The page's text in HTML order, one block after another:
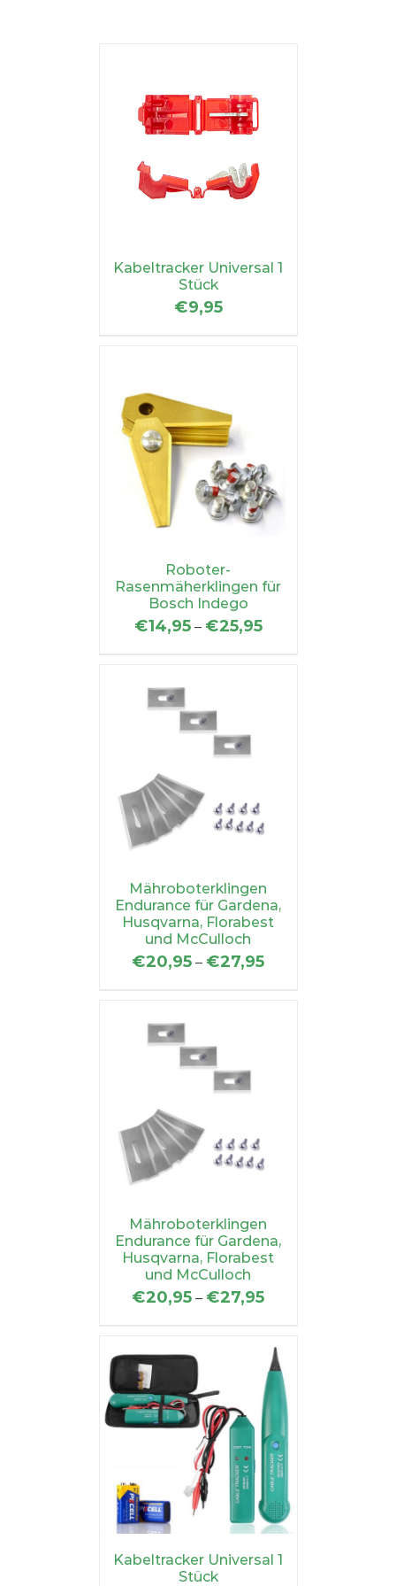
Kabeltracker Universal 1
Stück
€9,95
Roboter-
Rasenmäherklingen für
Bosch Indego
€14,95– €25,95
Mähroboterklingen
Endurance für Gardena,
Husqvarna, Florabest
und McCulloch
€20,95 – €27,95
Mähroboterklingen
Endurance für Gardena,
Husqvarna, Florabest
und McCulloch
€20,95 – €27,95
Kabeltracker Universal 1
Stück